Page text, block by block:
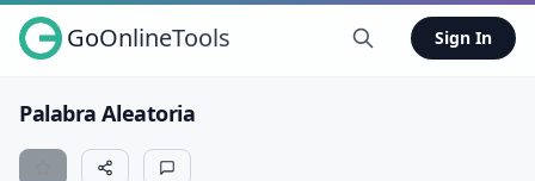
GoOnlineTools Sign In
Palabra Aleatoria